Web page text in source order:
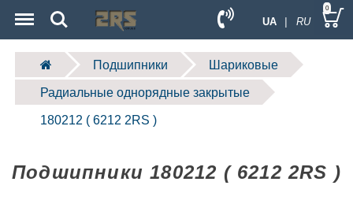
UA | RU
Search 0
Подшипники Шариковые
Радиальные однорядные закрытые
180212 ( 6212 2RS )
Подшипники 180212 ( 6212 2RS )